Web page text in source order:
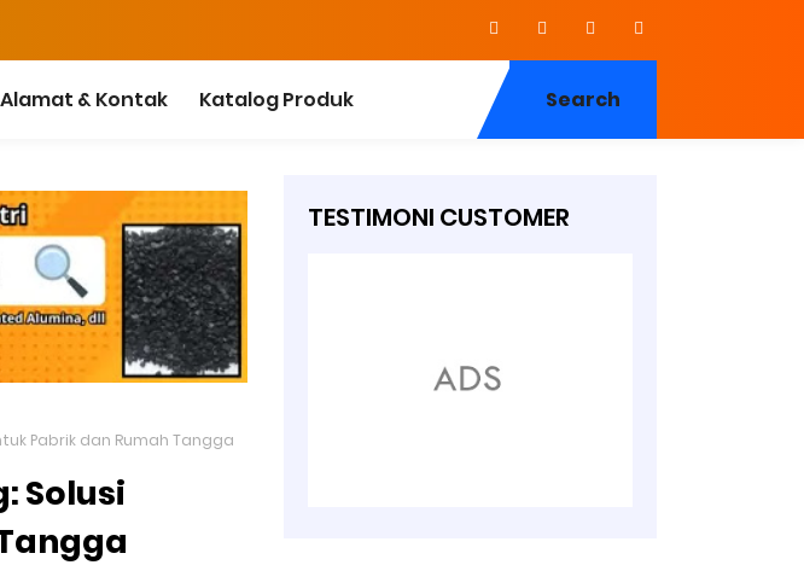
Alamat & Kontak Katalog Produk Search
Pabrik dan Rumah Tangga
Solusi
TESTIMONI CUSTOMER